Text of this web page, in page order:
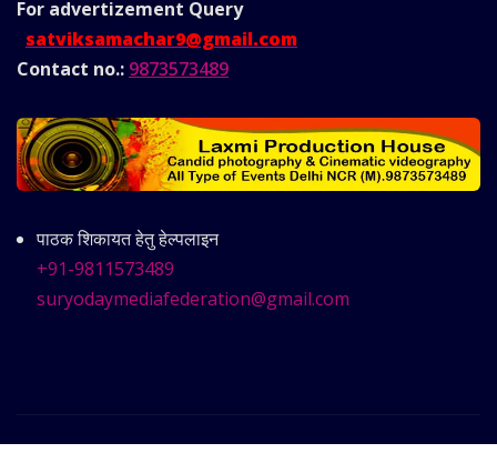
For advertizement Query
satviksamachar9@gmail.com
Contact no.: 9873573489
पाठक शिकायत हेतु हेल्पलाइन
+91-9811573489
suryodaymediafederation@gmail.com